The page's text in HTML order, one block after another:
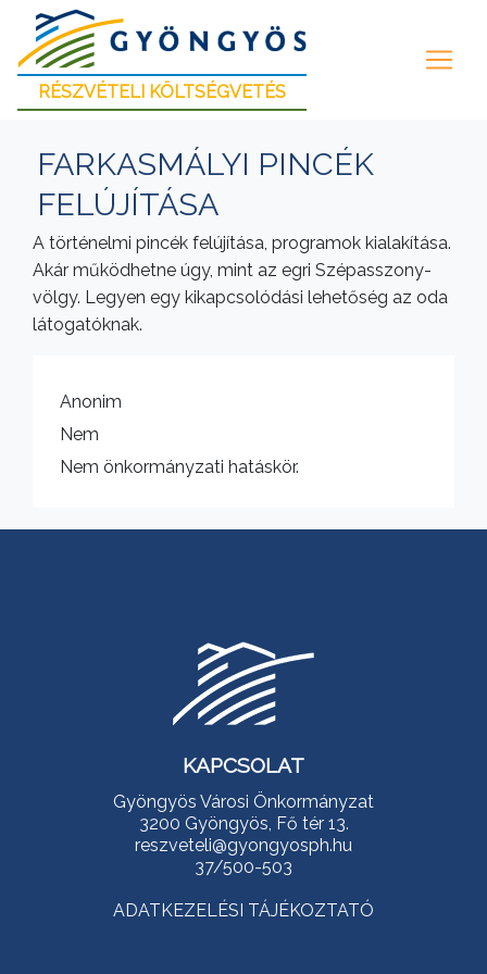
RÉSZVÉTELI KÖLTSÉGVETÉS
FARKASMÁLYI PINCÉK
FELÚJÍTÁSA
A történelmi pincék felújítása, programok kialakítása.
Akár működhetne úgy, mint az egri Szépasszony-
völgy. Legyen egy kikapcsolódási lehetőség az oda
látogatóknak.
Anonim
Nem
Nem önkormányzati hatáskör.
KAPCSOLAT
Gyöngyös Városi Önkormányzat
3200 Gyöngyös, Fő tér 13.
reszveteli@gyongyosph.hu
37/500-503
ADATKEZELÉSI TÁJÉKOZTATÓ